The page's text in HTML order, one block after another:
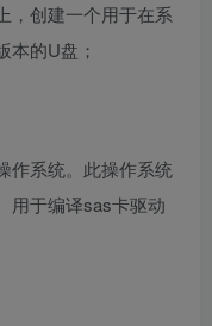
，创建一个用于在系
本的U盘；
作系统。此操作系统
用于编译sas卡驱动